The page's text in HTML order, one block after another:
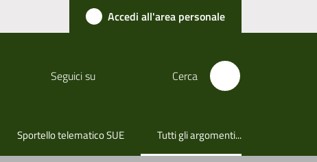
Accedi all'area personale
Seguici su Cerca
Sportello telematico SUE Tutti gli argomenti...
Menu selezionato